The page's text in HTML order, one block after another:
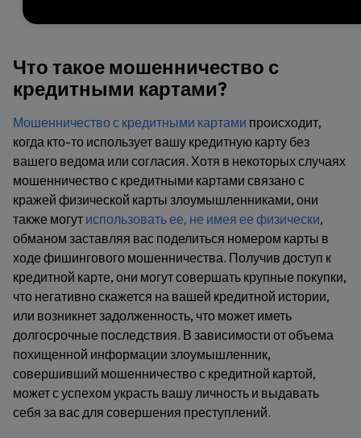
Что такое мошенничество с
кредитными картами?
Мошенничество с кредитными картами происходит,
когда кто-то использует вашу кредитную карту без
вашего ведома или согласия. Хотя в некоторых случаях
мошенничество с кредитными картами связано с
кражей физической карты злоумышленниками, они
также могут использовать ее, не имея ее физически,
обманом заставляя вас поделиться номером карты в
ходе фишингового мошенничества. Получив доступ к
кредитной карте, они могут совершать крупные покупки,
что негативно скажется на вашей кредитной истории,
или возникнет задолженность, что может иметь
долгосрочные последствия. В зависимости от объема
похищенной информации злоумышленник,
совершивший мошенничество с кредитной картой,
может с успехом украсть вашу личность и выдавать
себя за вас для совершения преступлений.